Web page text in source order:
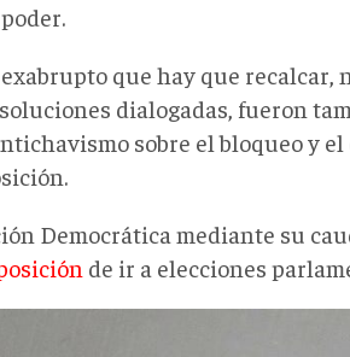
que hay que
dialogadas, fueron
sobre el bloqueo y
Democrática mediante su
de ir a elecciones